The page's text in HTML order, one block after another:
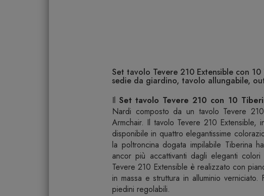
Set tavolo Tevere 210 Extensible con
sedie da giardino, tavolo allungabile,
IlSet tavolo Tevere 210 con 10
Nardi composto da un tavolo Tevere
Armchair. Il tavolo Tevere 210
disponibile in quattro elegantissime
la poltroncina dogata impilabile Tiberina
ancor più accattivanti dagli eleganti
Tevere 210 Extensible è realizzato con
in massa e struttura in alluminio
piedini regolabili.